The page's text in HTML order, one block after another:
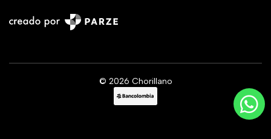
© 2026 Chorillano